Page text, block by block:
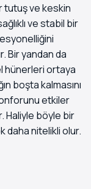
tutuş ve keskin
ve stabil bir
Bir yandan da
hünerleri ortaya
boşta kalmasını
etkiler
Haliyle böyle bir
daha nitelikli olur.